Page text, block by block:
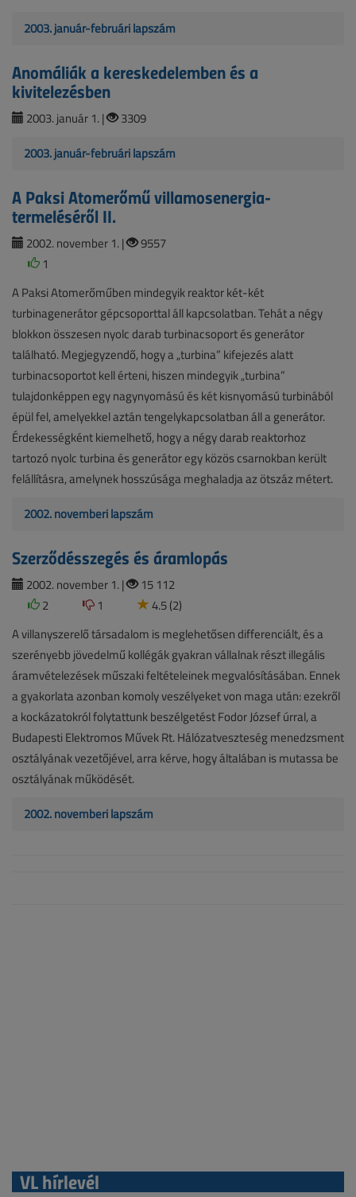
2003. január-februári lapszám
Anomáliák a kereskedelemben és a
kivitelezésben
2003. január 1. | 3309
2003. január-februári lapszám
A Paksi Atomerőmű villamosenergia-
termeléséről II.
2002. november 1. |
9557
1
A Paksi Atomerőműben mindegyik reaktor két-két
turbinagenerátor gépcsoporttal áll kapcsolatban. Tehát a négy
blokkon összesen nyolc darab turbinacsoport és generátor
található. Megjegyzendő, hogy a „turbina” kifejezés alatt
turbinacsoportot kell érteni, hiszen mindegyik „turbina”
tulajdonképpen egy nagynyomású és két kisnyomású turbinából
épül fel, amelyekkel aztán tengelykapcsolatban áll a generátor.
Érdekességként kiemelhető, hogy a négy darab reaktorhoz
tartozó nyolc turbina és generátor egy közös csarnokban került
felállításra, amelynek hosszúsága meghaladja az ötszáz métert.
2002. novemberi lapszám
Szerződésszegés és áramlopás
2002. november 1. |
15 112
2
1
4.5 (2)
A villanyszerelő társadalom is meglehetősen differenciált, és a
szerényebb jövedelmű kollégák gyakran vállalnak részt illegális
áramvételezések műszaki feltételeinek megvalósításában. Ennek
a gyakorlata azonban komoly veszélyeket von maga után: ezekről
a kockázatokról folytattunk beszélgetést Fodor József úrral, a
Budapesti Elektromos Művek Rt. Hálózatveszteség menedzsment
osztályának vezetőjével, arra kérve, hogy általában is mutassa be
osztályának működését.
2002. novemberi lapszám
VL hírlevél